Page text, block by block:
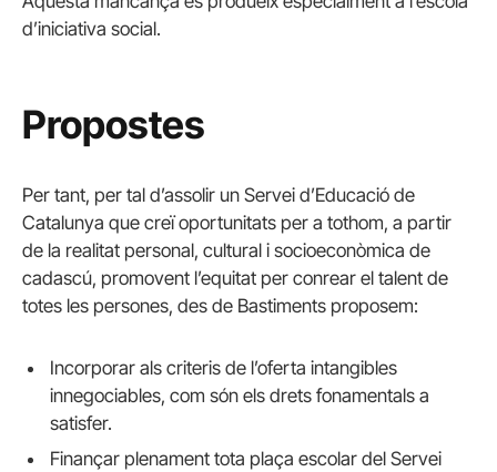
d’iniciativa social.
Propostes
Per tant, per tal d’assolir un Servei d’Educació de
Catalunya que creï oportunitats per a tothom, a partir
de la realitat personal, cultural i socioeconòmica de
cadascú, promovent l’equitat per conrear el talent de
totes les persones, des de Bastiments proposem:
Incorporar als criteris de l’oferta intangibles
innegociables, com són els drets fonamentals a
satisfer.
Finançar plenament tota plaça escolar del Servei